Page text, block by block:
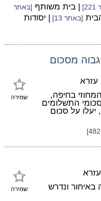
| בית משותף [באתר
[באתר 13] | יסודות
גבוה מסכום
שמירה
עזרא
בחיפה,
התשלומים
יעלו על סכום
שמירה
באיחור ונדרש